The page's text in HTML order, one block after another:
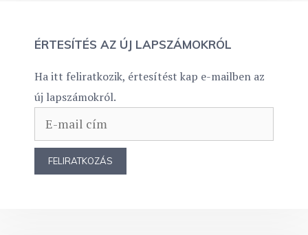
ÉRTESÍTÉS AZ ÚJ LAPSZÁMOKRÓL
Ha itt feliratkozik, értesítést kap e-mailben az
új lapszámokról.